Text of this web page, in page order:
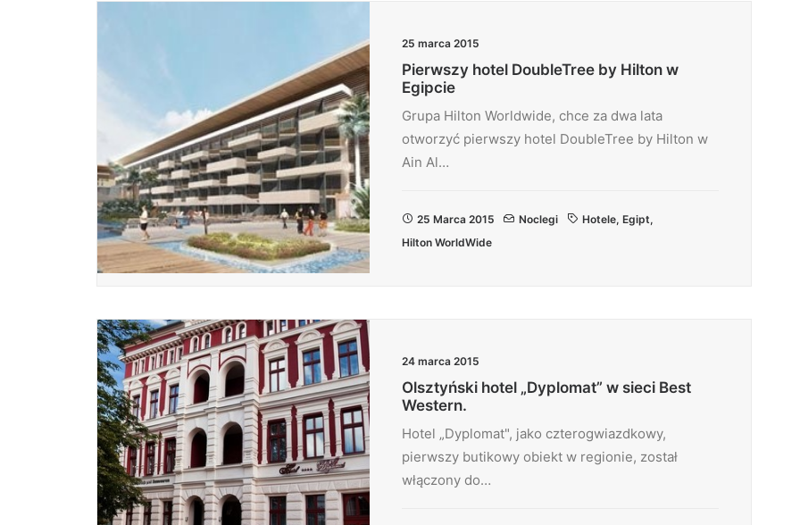
25 marca 2015
Pierwszy hotel DoubleTree by Hilton w
Egipcie
Grupa Hilton Worldwide, chce za dwa lata
otworzyć pierwszy hotel DoubleTree by Hilton w
Ain Al…
25 Marca 2015 Noclegi Hotele, Egipt,
Hilton WorldWide
24 marca 2015
Olsztyński hotel „Dyplomat” w sieci Best
Western.
Hotel „Dyplomat", jako czterogwiazdkowy,
pierwszy butikowy obiekt w regionie, został
włączony do…